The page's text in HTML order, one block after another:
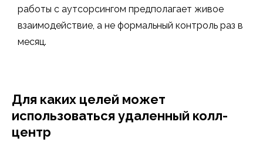
работы с аутсорсингом предполагает живое
взаимодействие, а не формальный контроль раз в
месяц.
Для каких целей может
использоваться удаленный колл-
центр